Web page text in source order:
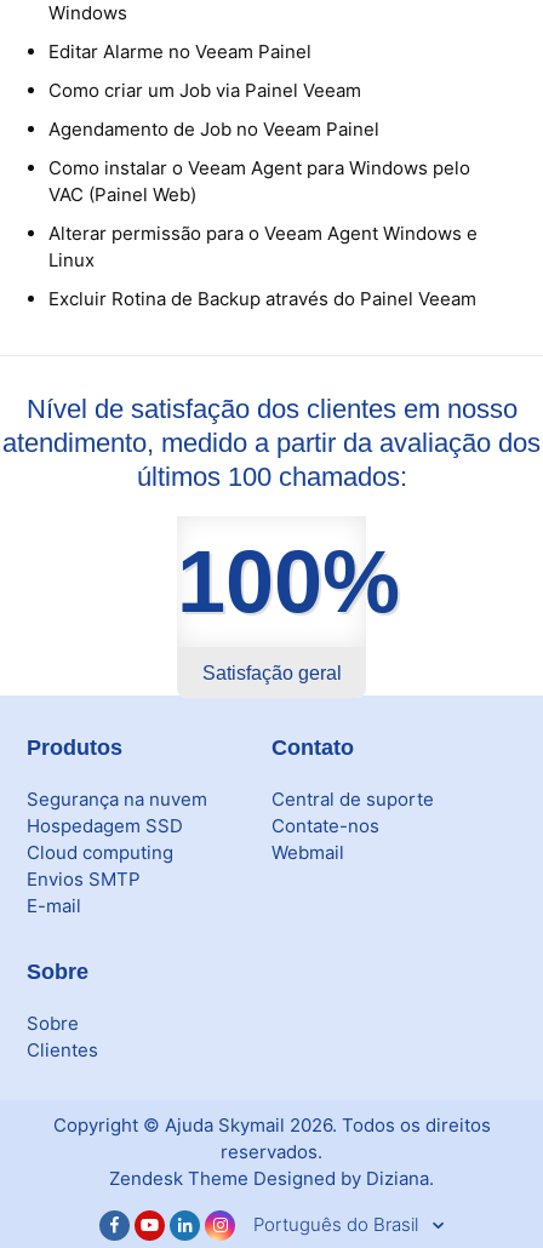
Painel De Controle
Backup
Skybox
Citrix XenServer Agent
Microsoft 365
Ferramentas
Skymail Talk
Interno - Cloud Interno
Interno - Procedimentos Internos
Microsoft SQL Server
Windows
Editar Alarme no Veeam Painel
Como criar um Job via Painel Veeam
Agendamento de Job no Veeam Painel
Como instalar o Veeam Agent para Windows pelo
VAC (Painel Web)
Alterar permissão para o Veeam Agent Windows e
Linux
Excluir Rotina de Backup através do Painel Veeam
Nível de satisfação dos clientes em nosso
atendimento, medido a partir da avaliação dos
últimos 100 chamados:
100%
Satisfação geral
Produtos
Segurança na nuvem
Hospedagem SSD
Cloud computing
Envios SMTP
E-mail
Contato
Central de suporte
Contate-nos
Webmail
Sobre
Sobre
Clientes
Copyright © Ajuda Skymail 2026. Todos os direitos
reservados.
Zendesk Theme Designed by Diziana.
Português do Brasil